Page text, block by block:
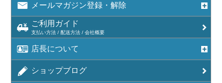
メールマガジン登録・解除
ご利用ガイド
支払い方法 / 配送方法 / 会社概要
店長について
ショップブログ